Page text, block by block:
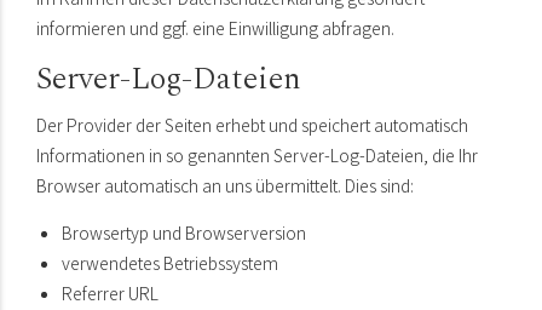
informieren und ggf. eine Einwilligung abfragen.
Server-Log-Dateien
Der Provider der Seiten erhebt und speichert automatisch
Informationen in so genannten Server-Log-Dateien, die Ihr
Browser automatisch an uns übermittelt. Dies sind:
Browsertyp und Browserversion
verwendetes Betriebssystem
Referrer URL